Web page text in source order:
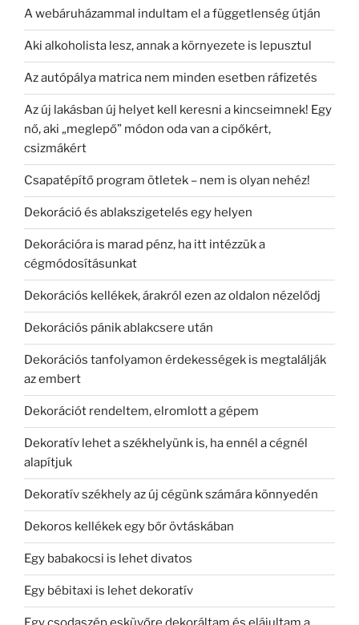
A webáruházammal indultam el a függetlenség útján
Aki alkoholista lesz, annak a környezete is lepusztul
Az autópálya matrica nem minden esetben ráfizetés
Az új lakásban új helyet kell keresni a kincseimnek! Egy
nő, aki „meglepő” módon oda van a cipőkért,
csizmákért
Csapatépítő program ötletek – nem is olyan nehéz!
Dekoráció és ablakszigetelés egy helyen
Dekorációra is marad pénz, ha itt intézzük a
cégmódosításunkat
Dekorációs kellékek, árakról ezen az oldalon nézelődj
Dekorációs pánik ablakcsere után
Dekorációs tanfolyamon érdekességek is megtalálják
az embert
Dekorációt rendeltem, elromlott a gépem
Dekoratív lehet a székhelyünk is, ha ennél a cégnél
alapítjuk
Dekoratív székhely az új cégünk számára könnyedén
Dekoros kellékek egy bőr övtáskában
Egy babakocsi is lehet divatos
Egy bébitaxi is lehet dekoratív